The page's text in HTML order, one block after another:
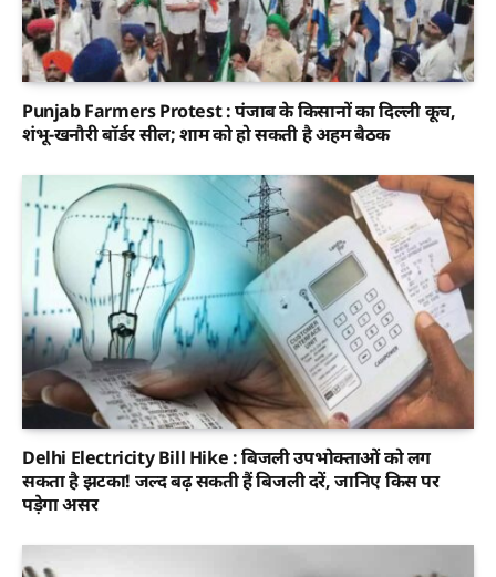
Punjab Farmers Protest : पंजाब के किसानों का दिल्ली कूच,
शंभू-खनौरी बॉर्डर सील; शाम को हो सकती है अहम बैठक
Delhi Electricity Bill Hike : बिजली उपभोक्ताओं को लग
सकता है झटका! जल्द बढ़ सकती हैं बिजली दरें, जानिए किस पर
पड़ेगा असर